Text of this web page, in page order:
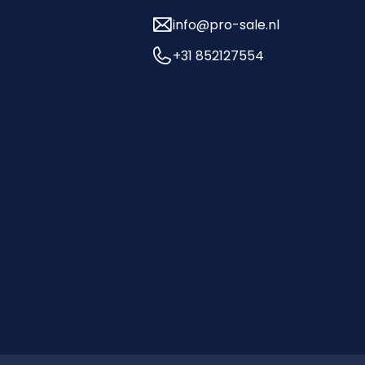
info@pro-sale.nl
+31 852127554